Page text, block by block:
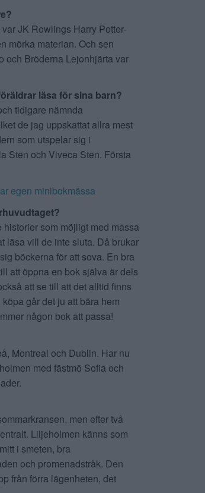
JK Rowlings Harry Potter-
mörka materian. Och sen
och Bröderna Lejonhjärta var
läsa för sina barn?
tidigare nämnda
de jag uppskattat allra mest
som utspelar sig i
Sten och Viveca Sten. Första
egen minibokmässa
som möjligt med massa
läsa vill de inte sluta. Då brukar
böckerna för att sova. En bra
att öppna en bok själva är dels
att se till att det alltid finns
går det ju att bära hem
någon bok att passa!
Montreal och Dublin. Har nu
med fästmö Sofia och
men efter två
Liljeholmen känns som
i smeten, bra
och promenadstråk. Den
från förra lägenheten, det